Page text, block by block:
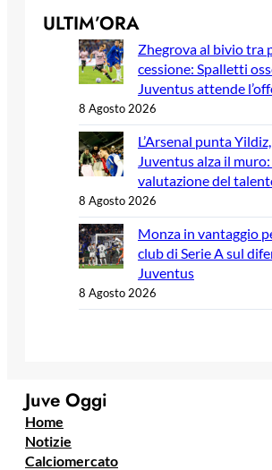
ULTIM’ORA
Zhegrova al bivio tra
cessione: Spalletti
Juventus attende
8 Agosto 2026
L’Arsenal punta
Juventus alza il
valutazione del
8 Agosto 2026
Monza in vantaggio
club di Serie A sul
Juventus
8 Agosto 2026
Juve Oggi
Home
Notizie
Calciomercato